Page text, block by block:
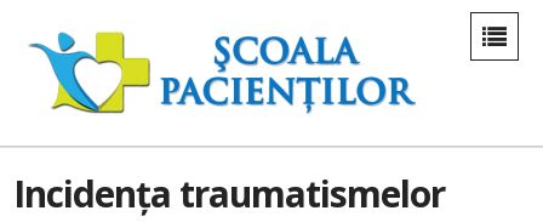
Incidența traumatismelor